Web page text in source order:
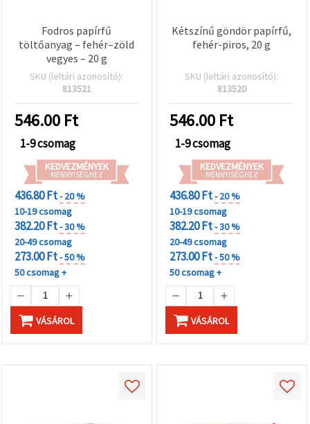
Fodros papírfű
töltőanyag – fehér–zöld
vegyes – 20 g
SKU (leltári azonosító):
813521
546.00 Ft
1-9 csomag
KEDVEZMÉNYEK
MENNYISÉGHEZ
436.80 Ft- 20 %
10-19 csomag
382.20 Ft- 30 %
20-49 csomag
273.00 Ft- 50 %
50 csomag +
VÁSÁROL
Kétszínű göndör papírfű,
fehér-piros, 20 g
SKU (leltári azonosító):
813520
546.00 Ft
1-9 csomag
KEDVEZMÉNYEK
MENNYISÉGHEZ
436.80 Ft- 20 %
10-19 csomag
382.20 Ft- 30 %
20-49 csomag
273.00 Ft- 50 %
50 csomag +
VÁSÁROL